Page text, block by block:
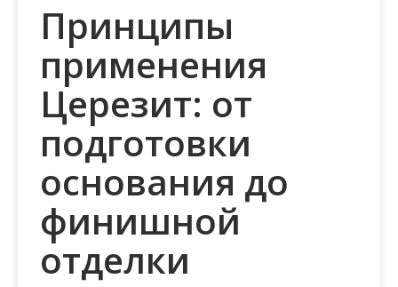
Принципы
применения
Церезит: от
подготовки
основания до
финишной
отделки